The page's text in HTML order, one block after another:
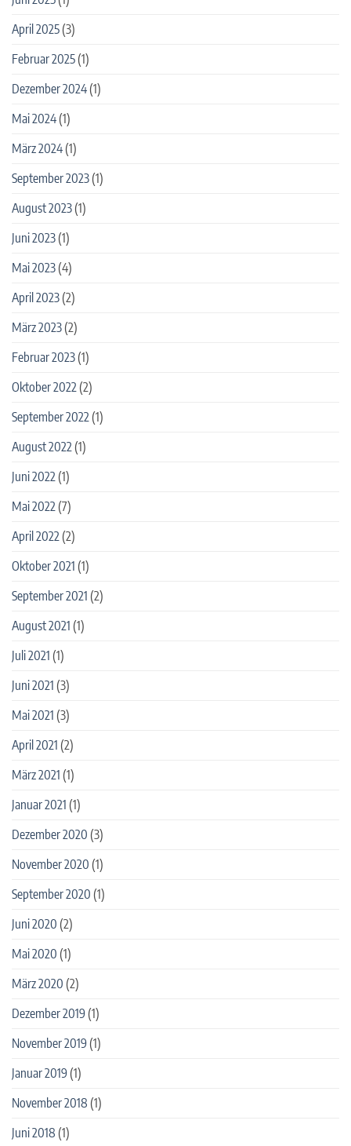
April 2025(3)
Februar 2025(1)
Dezember 2024(1)
Mai 2024(1)
März 2024(1)
September 2023(1)
August 2023(1)
Juni 2023(1)
Mai 2023(4)
April 2023(2)
März 2023(2)
Februar 2023(1)
Oktober 2022 (2)
September 2022 (1)
August 2022 (1)
Juni 2022 (1)
Mai 2022 (7)
April 2022 (2)
Oktober 2021 (1)
September 2021 (2)
August 2021 (1)
Juli 2021 (1)
Juni 2021 (3)
Mai 2021 (3)
April 2021 (2)
März 2021 (1)
Januar 2021 (1)
Dezember 2020 (3)
November 2020 (1)
September 2020 (1)
Juni 2020 (2)
Mai 2020 (1)
März 2020 (2)
Dezember 2019(1)
November 2019(1)
Januar 2019(1)
November 2018 (1)
Juni 2018 (1)